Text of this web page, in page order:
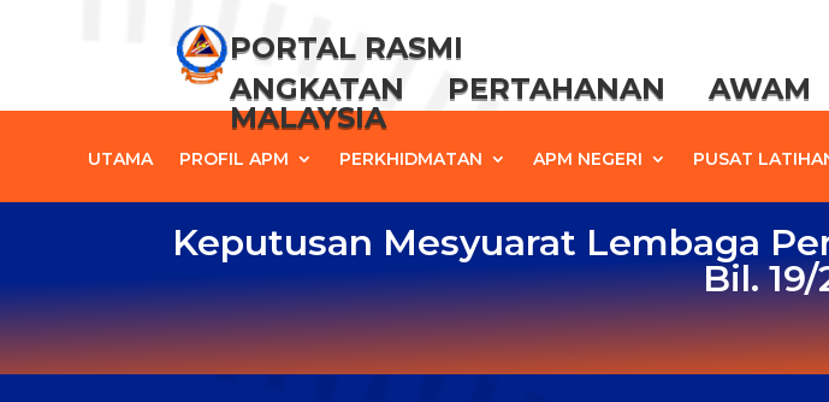
PORTAL RASMI
ANGKATAN PERTAHANAN AWAM
MALAYSIA
UTAMA PROFIL APM PERKHIDMATAN APM NEGERI PUSAT
Keputusan Mesyuarat Lembaga
Bil. 19/